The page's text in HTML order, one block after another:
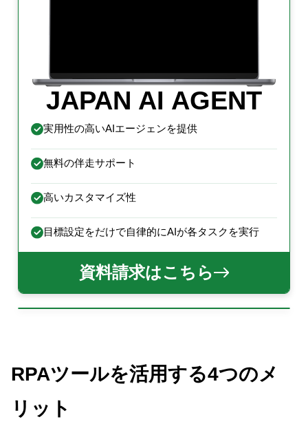
JAPAN AI AGENT
実用性の高いAIエージェンを提供
無料の伴走サポート
高いカスタマイズ性
目標設定をだけで自律的にAIが各タスクを実行
資料請求はこちら
RPAツールを活用する4つのメ
リット